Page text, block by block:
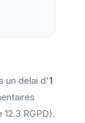
un delai d'1
RGPD).